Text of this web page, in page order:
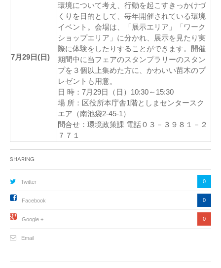
7月29日(日)
環境について考え、行動を起こすきっかけづ
くりを目的として、毎年開催されている環境
イベント。会場は、「展示エリア」「ワーク
ショップエリア」に分かれ、展示を見たり実
際に体験をしたりすることができます。開催
期間中に当フェアのスタンプラリーのスタン
プを３個以上集めた方に、かわいい苗木のプ
レゼントも用意。
日 時：7月29日（日）10:30～15:30
場 所：区役所本庁舎1階としまセンタースク
エア（南池袋2-45-1）
問合せ：環境政策課 電話０３－３９８１－２
７７１
Sharing
Twitter 0
Facebook 0
Google + 0
Email